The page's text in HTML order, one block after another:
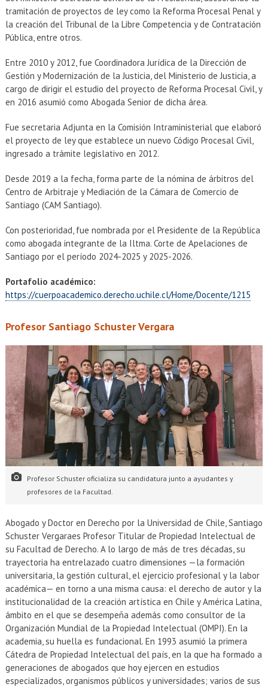
tramitación de proyectos de ley como la Reforma Procesal Penal y
la creación del Tribunal de la Libre Competencia y de Contratación
Pública, entre otros.
Entre 2010 y 2012, fue Coordinadora Jurídica de la Dirección de
Gestión y Modernización de la Justicia, del Ministerio de Justicia, a
cargo de dirigir el estudio del proyecto de Reforma Procesal Civil, y
en 2016 asumió como Abogada Senior de dicha área.
Fue secretaria Adjunta en la Comisión Intraministerial que elaboró
el proyecto de ley que establece un nuevo Código Procesal Civil,
ingresado a trámite legislativo en 2012.
Desde 2019 a la fecha, forma parte de la nómina de árbitros del
Centro de Arbitraje y Mediación de la Cámara de Comercio de
Santiago (CAM Santiago).
Con posterioridad, fue nombrada por el Presidente de la República
como abogada integrante de la Iltma. Corte de Apelaciones de
Santiago por el período 2024-2025 y 2025-2026.
Portafolio académico:
https://cuerpoacademico.derecho.uchile.cl/Home/Docente/1215
Profesor Santiago Schuster Vergara
Profesor Schuster oficializa su candidatura junto a ayudantes y
profesores de la Facultad.
Abogado y Doctor en Derecho por la Universidad de Chile, Santiago
Schuster Vergaraes Profesor Titular de Propiedad Intelectual de
su Facultad de Derecho. A lo largo de más de tres décadas, su
trayectoria ha entrelazado cuatro dimensiones —la formación
universitaria, la gestión cultural, el ejercicio profesional y la labor
académica— en torno a una misma causa: el derecho de autor y la
institucionalidad de la creación artística en Chile y América Latina,
ámbito en el que se desempeña además como consultor de la
Organización Mundial de la Propiedad Intelectual (OMPI). En la
academia, su huella es fundacional. En 1993 asumió la primera
Cátedra de Propiedad Intelectual del país, en la que ha formado a
generaciones de abogados que hoy ejercen en estudios
especializados, organismos públicos y universidades; varios de sus